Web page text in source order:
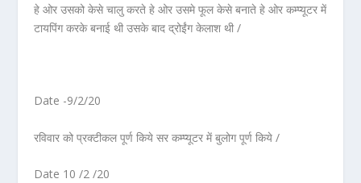
हे ओर उसको केसे चालु करते हे ओर उसमे फूल केसे बनाते हे ओर कम्प्यूटर में
टायपिंग करके बनाई थी उसके बाद द्रोईंग केलाश थी /
Date -9/2/20
रविवार को प्रक्टीकल पूर्ण किये सर कम्प्यूटर में बुलोग पूर्ण किये /
Date 10 /2 /20